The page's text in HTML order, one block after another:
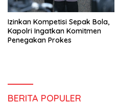
Izinkan Kompetisi Sepak Bola,
Kapolri Ingatkan Komitmen
Penegakan Prokes
BERITA POPULER